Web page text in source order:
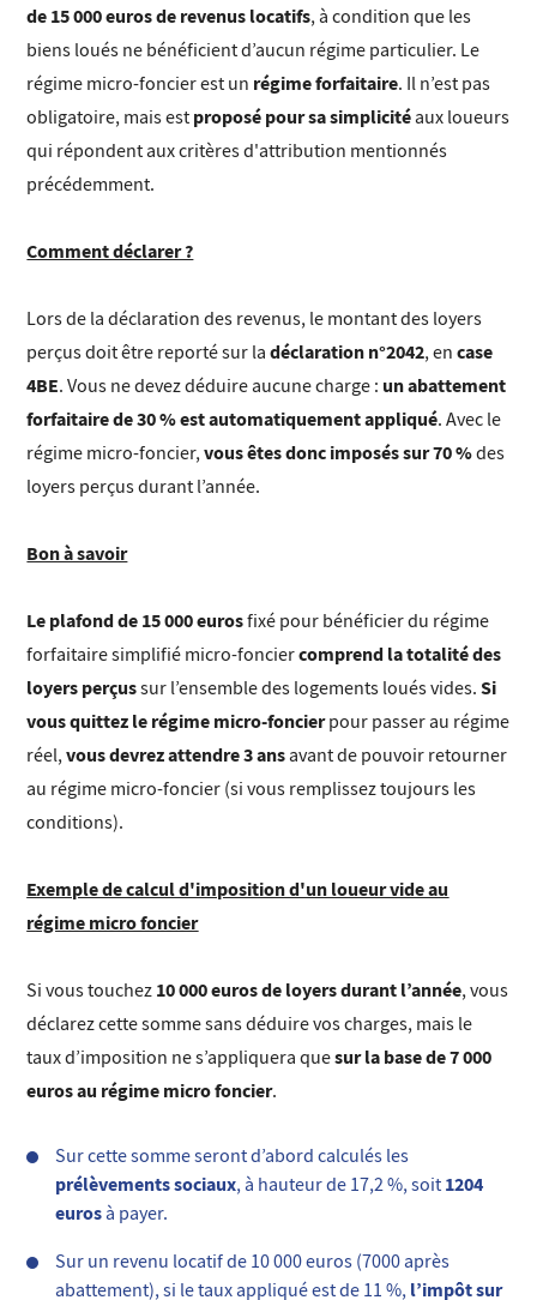
de 15 000 euros de revenus locatifs, à condition que les
biens loués ne bénéficient d’aucun régime particulier. Le
régime micro-foncier est un régime forfaitaire. Il n’est pas
obligatoire, mais est proposé pour sa simplicitéaux loueurs
qui répondent aux critères d'attribution mentionnés
précédemment.
Comment déclarer ?
Lors de la déclaration des revenus, le montant des loyers
perçus doit être reporté sur ladéclaration n°2042, encase
4BE. Vous ne devez déduire aucune charge : un abattement
forfaitaire de 30 % est automatiquement appliqué. Avec le
régime micro-foncier,vous êtes donc imposés sur 70 %des
loyers perçus durant l’année.
Bon à savoir
Le plafond de 15 000 eurosfixé pour bénéficier du régime
forfaitaire simplifié micro-fonciercomprend la totalité des
loyers perçussur l’ensemble des logements loués vides.Si
vous quittez le régime micro-foncierpour passer au régime
réel,vous devrez attendre 3 ansavant de pouvoir retourner
au régime micro-foncier (si vous remplissez toujours les
conditions).
Exemple de calcul d'imposition d'un loueur vide au
régime micro foncier
Si vous touchez 10 000 euros de loyers durant l’année, vous
déclarez cette somme sans déduire vos charges, mais le
taux d’imposition ne s’appliquera quesur la base de 7 000
euros au régime micro foncier.
Sur cette somme seront d’abord calculés les
prélèvements sociaux, à hauteur de 17,2 %, soit 1204
eurosà payer.
Sur un revenu locatif de 10 000 euros (7000 après
abattement), si le taux appliqué est de 11 %, l’impôt sur